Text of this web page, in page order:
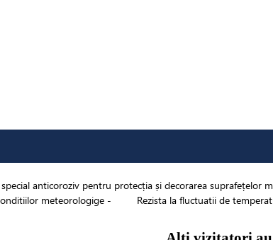
special anticoroziv pentru protecția și decorarea
meteorologige - Rezista la fluctuatii de